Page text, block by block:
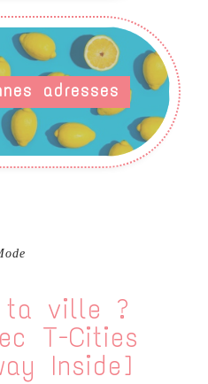
adresses
ta ville ?
T-Cities
Inside]